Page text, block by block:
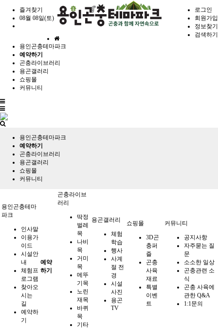
즐겨찾기
08월 08일(토)
로그인
회원가입
정보찾기
검색하기
홈
으
용인곤충테마파크
예약하기
곤충라이브러리
용곤갤러리
쇼핑몰
커뮤니티
전
체
메
뉴
용인곤충테마파크
예약하기
곤충라이브러리
용곤갤러리
쇼핑몰
커뮤니티
용인곤충테마
파크
인사말
이용가
이드
시설안
내
체험프
로그램
찾아오
시는
길
예약하
기
예약
하기
곤충라이브
러리
딱정
벌레
목
나비
목
거미
목
메뚜
기목
노린
재목
바퀴
목
기타
용곤갤러리
체험
학습
행사
사계
절 전
경
시설
사진
용곤
TV
쇼핑몰
3D곤
충퍼
즐
곤충
사육
재료
특별
이벤
트
커뮤니티
공지사항
자주묻는 질
문
소소한 일상
곤충관련 소
식
곤충 사육에
관한 Q&A
1:1문의